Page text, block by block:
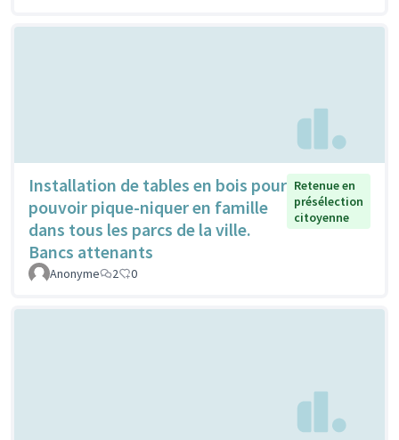
Installation de tables en bois pour
pouvoir pique-niquer en famille
dans tous les parcs de la ville.
Bancs attenants
Retenue en
présélection
citoyenne
Anonyme 2 0